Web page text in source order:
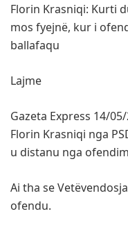
Florin Krasniqi: Kurti
mos fyejnë, kur i
ballafaqu
Lajme
Gazeta Express 14/
Florin Krasniqi nga
u distanu nga
Ai tha se
ofendu.